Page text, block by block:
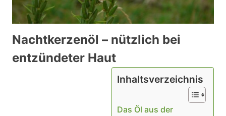
Nachtkerzenöl – nützlich bei
entzündeter Haut
Inhaltsverzeichnis
Das Öl aus der